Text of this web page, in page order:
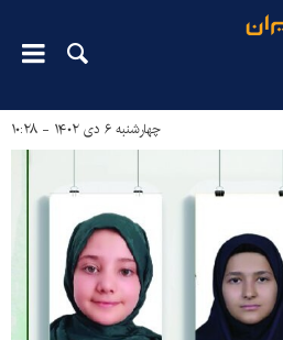
چهارشنبه ۶ دی ۱۴۰۲ - ۱۰:۲۸